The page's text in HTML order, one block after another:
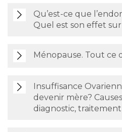
Qu’est-ce que
Quel est son effet
Ménopause. Tout ce
Insuffisance
devenir mère?
diagnostic,